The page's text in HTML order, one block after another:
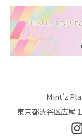
Mint'z
東京都渋谷区広尾